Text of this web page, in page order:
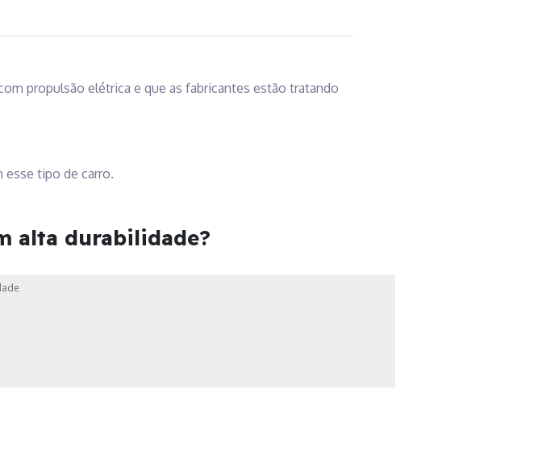
propulsão elétrica e que as fabricantes estão tratando
esse tipo de carro.
alta durabilidade?